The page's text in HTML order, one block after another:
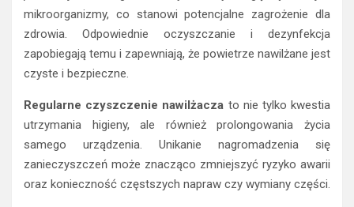
mikroorganizmy, co stanowi potencjalne zagrożenie dla
zdrowia. Odpowiednie oczyszczanie i dezynfekcja
zapobiegają temu i zapewniają, że powietrze nawilżane jest
czyste i bezpieczne.
Regularne czyszczenie nawilżacza to nie tylko kwestia
utrzymania higieny, ale również prolongowania życia
samego urządzenia. Unikanie nagromadzenia się
zanieczyszczeń może znacząco zmniejszyć ryzyko awarii
oraz konieczność częstszych napraw czy wymiany części.